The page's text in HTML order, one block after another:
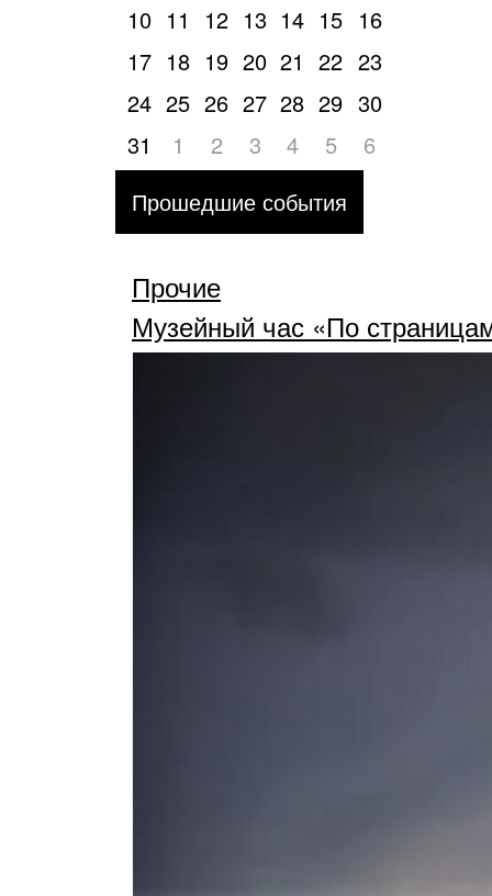
10 11 12 13 14 15 16
17 18 19 20 21 22 23
24 25 26 27 28 29 30
31
1 2 3 4 5
6
Прошедшие события
Прочие
Музейный час «По